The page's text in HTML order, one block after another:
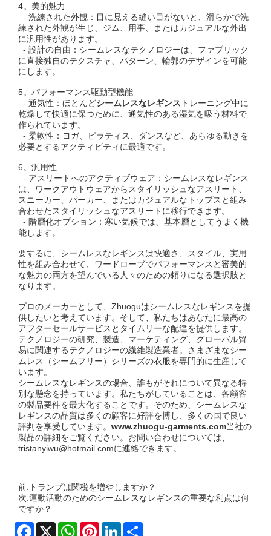
4。美的魅力
- 洗練された外観：目に見える縫い目がないと、滑らかで洗
練された外観が生じ、ジム、用事、またはカジュアルな外出
に汎用性があります。
- 設計の自由：シームレスなテクノロジーは、ファブリック
に直接独自のテクスチャ、パターン、輪郭のデザインを可能
にします。
5。パフォーマンス駆動型機能
- 通気性：ほとんどシームレスなレギンス トレーニング中に
乾燥して快適に保つために、通気性のある湿気を吸う材料で
作られています。
- 柔軟性：ヨガ、ピラティス、ダンスなど、あらゆる動きを
必要とするアクティビティに最適です。
6。汎用性
- アスリートへのアクティブウェア：シームレスなレギンス
は、ワークアウトウェアからスタイリッシュなアスリート、
スニーカー、パーカー、またはカジュアルなトップスと組み
合わせたスタイリッシュなアスリートに移行できます。
- 階層化オプション：寒い気候では、基本層としてうまく機
能します。
要するに、シームレスなレギンスは快適さ、スタイル、実用
性を組み合わせて、ワードローブでパフォーマンスと審美的
な魅力の両方を望んでいる人々のための頼りになる選択肢と
なります。
プロのメーカーとして、Zhuoguはシームレスなレギンスを提
供したいと考えています。そして、私たちはあなたに最高の
アフターセールサービスとタイムリーな配達を提供します。
テクノロジーの研究、製造、マーケティング、グローバル貿
易に関連するテクノロジーの繊維製造業者。さまざまなシー
ムレス（シームフリー）シリーズの衣服を専門的に生産して
います。
シームレスなレギンスの場合、誰もがそれについて異なる特
別な懸念を持っています。私たちがしていることは、各顧客
の製品要件を最大化することです。そのため、シームレスな
レギンスの品質は多くの顧客に好評を博し、多くの国で良い
評判を享受しています。www.zhuogu-garments.com当社の
製品の詳細をご覧ください。お問い合わせについては、
tristanyiwu@hotmail.comに連絡できます。
前: トランプは関税を増やしますか？
次:運動活動のためのシームレスなレギンスの重要な利点は何
ですか？
Facebook
X WhatsAppPinterestLinkedIn